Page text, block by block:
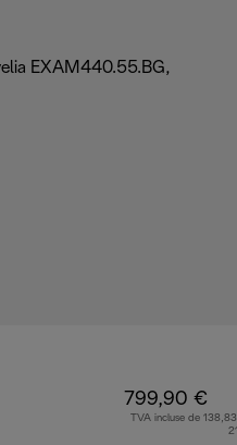
799,90 €
TVA incluse de